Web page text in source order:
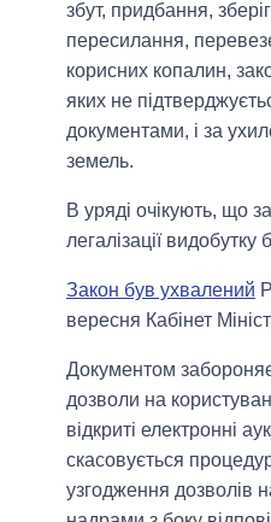
збут, придбання,
пересилання,
корисних копалин,
яких не
документами, і за
земель.
В уряді очікують, що
легалізації видобутку
Закон був ухвалений
вересня Кабінет
Документом
дозволи на
відкриті електронні
скасовується
узгодження дозволів